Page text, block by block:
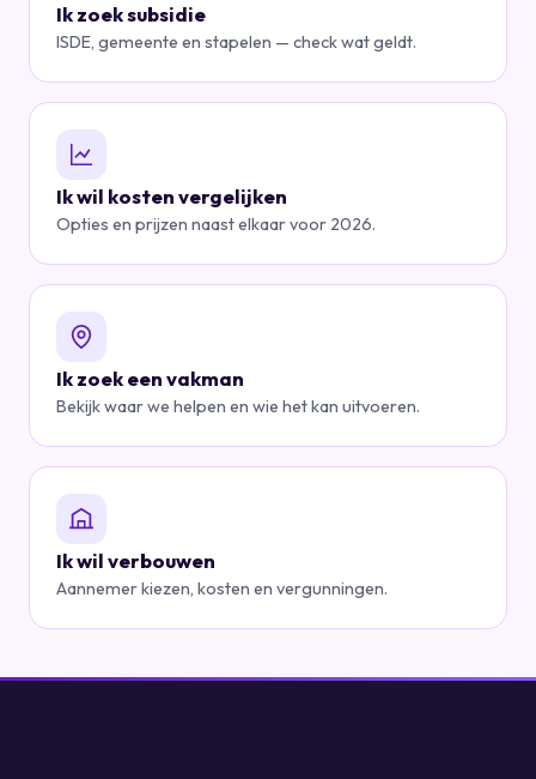
Ik zoek subsidie
ISDE, gemeente en stapelen — check wat geldt.
Ik wil kosten vergelijken
Opties en prijzen naast elkaar voor 2026.
Ik zoek een vakman
Bekijk waar we helpen en wie het kan uitvoeren.
Ik wil verbouwen
Aannemer kiezen, kosten en vergunningen.